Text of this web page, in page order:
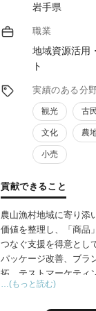
岩手県
職業
地域資源活用
ト
実績のある分
観光 古
文化 農
小売
貢献できること
農山漁村地域に寄り添
価値を整理し、「商品
つなぐ支援を得意とし
パッケージ改善、ブラ
拓、テストマーケティ
に関する実践的な支援
…(もっと読む)